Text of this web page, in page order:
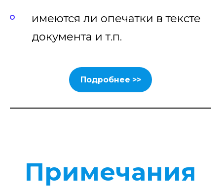
имеются ли опечатки в тексте
документа и т.п.
Подробнее >>
Примечания